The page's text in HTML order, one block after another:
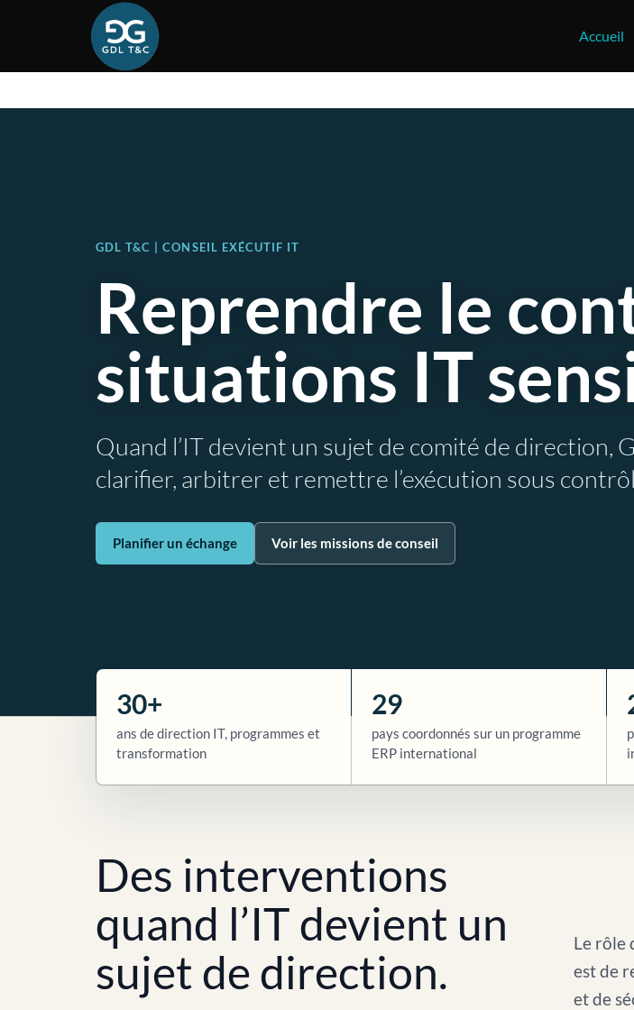
Accueil
GDL T&C | CONSEIL EXÉCUTIF IT
Reprendre le
situations IT
Quand l’IT devient un sujet de comité de direction,
clarifier, arbitrer et remettre l’exécution sous
Planifier un échange Voir les missions de conseil
30+
ans de direction IT, programmes et
transformation
29
pays coordonnés sur un programme
ERP international
Des interventions
quand l’IT devient un
sujet de direction.
Le rôle
est de
et de